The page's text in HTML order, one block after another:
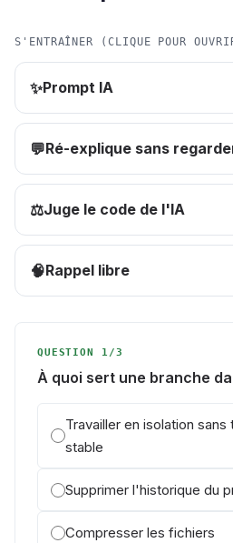
S'ENTRAÎNER (CLIQUE POUR
✨Prompt IA
💬Ré-explique sans
⚖️Juge le code de l'IA
🧠Rappel libre
QUESTION 1/3
À quoi sert une branche
Travailler en isolation
stable
Supprimer l'historique du
Compresser les fichiers